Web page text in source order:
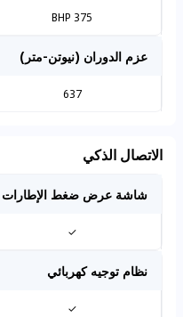
375 BHP
عزم الدوران (نيوتن-متر)
637
الاتصال الذكي
شاشة عرض ضغط الإطارات
✓
نظام توجيه كهربائي
✓